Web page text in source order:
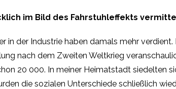
im Bild des Fahrstuhleffekts
in der Industrie haben damals mehr
nach dem Zweiten Weltkrieg
20 000. In meiner Heimatstadt siedelten
die sozialen Unterschiede schließlich